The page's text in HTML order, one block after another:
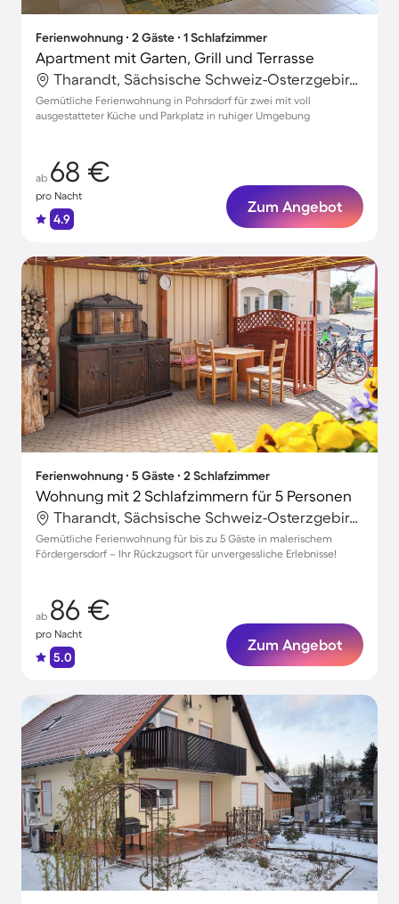
Ferienwohnung ∙ 2 Gäste ∙ 1 Schlafzimmer
Apartment mit Garten, Grill und Terrasse
Tharandt, Sächsische Schweiz-Osterzgebirge, Deutschland
Gemütliche Ferienwohnung in Pohrsdorf für zwei mit voll
ausgestatteter Küche und Parkplatz in ruhiger Umgebung
ab 68 €
pro Nacht
4.9
Zum Angebot
Ferienwohnung ∙ 5 Gäste ∙ 2 Schlafzimmer
Wohnung mit 2 Schlafzimmern für 5 Personen
Tharandt, Sächsische Schweiz-Osterzgebirge, Deutschland
Gemütliche Ferienwohnung für bis zu 5 Gäste in malerischem
Fördergersdorf – Ihr Rückzugsort für unvergessliche Erlebnisse!
ab 86 €
pro Nacht
5.0
Zum Angebot